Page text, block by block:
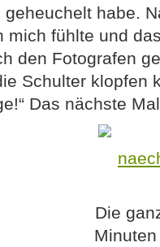
geheuchelt habe.
mich fühlte und
den Fotografen
Schulter klopfen
Das nächste
Die